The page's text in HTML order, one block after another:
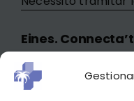
Eines.
Minerva
Correu mail